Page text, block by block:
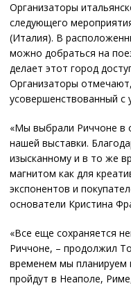
Организаторы
следующего
(Италия). В
можно добраться на
делает этот город
Организаторы
усовершенствованный с
«Мы выбрали Риччоне в
нашей выставки.
изысканному и в то же
магнитом как для
экспонентов и
основатели Кристина
«Все еще сохраняется
Риччоне, – продолжил
временем мы
пройдут в Неаполе,